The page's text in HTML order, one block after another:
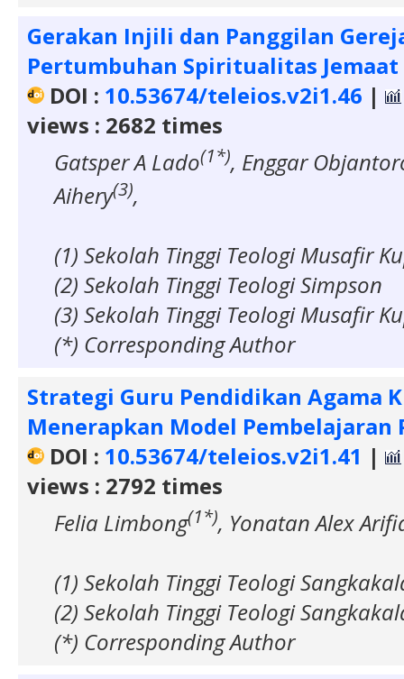
Gerakan Injili dan Panggilan
Pertumbuhan Spiritualitas Jemaat
DOI : 10.53674/teleios.v2i1.46 |
views : 2682 times
Gatsper A Lado(1*), Enggar
Aihery(3),
(1) Sekolah Tinggi Teologi Musafir
(2) Sekolah Tinggi Teologi Simpson
(3) Sekolah Tinggi Teologi Musafir
(*) Corresponding Author
Strategi Guru Pendidikan Agama
Menerapkan Model Pembelajaran
DOI : 10.53674/teleios.v2i1.41 |
views : 2792 times
Felia Limbong(1*), Yonatan Alex
(1) Sekolah Tinggi Teologi
(2) Sekolah Tinggi Teologi
(*) Corresponding Author